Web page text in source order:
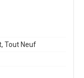
Tout Neuf